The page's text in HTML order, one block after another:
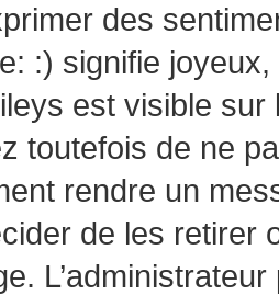
des
:) signifie
est visible
toutefois de ne
rendre un
de les retirer